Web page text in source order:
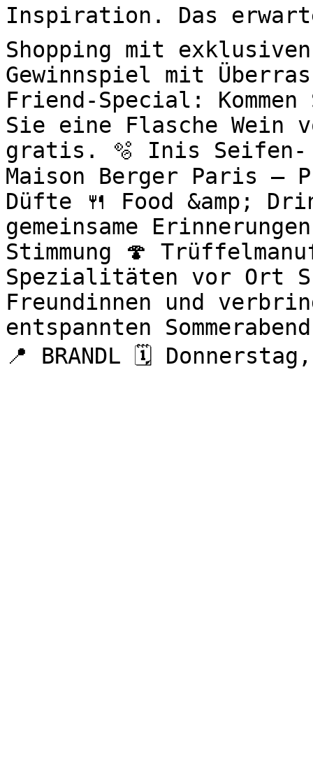
Inspiration. Das
Shopping mit
Gewinnspiel mit
Friend-Special:
Sie eine Flasche Wein
gratis. 🫧 Inis Seifen-
Maison Berger Paris –
Düfte 🍴 Food &amp;
gemeinsame
Stimmung 🍄
Spezialitäten vor Ort
Freundinnen und
entspannten